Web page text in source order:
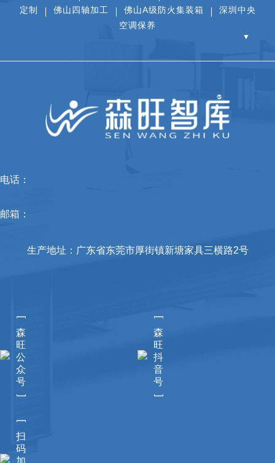
定制
佛山四轴加工 佛山A级防火集装箱
深圳中央
空调保养
▼
电话：
邮箱：
生产地址：广东省东莞市厚街镇新塘家具三横路2号
[
森
旺
公
众
号
]
[
森
旺
抖
音
号
]
[
扫
码
加